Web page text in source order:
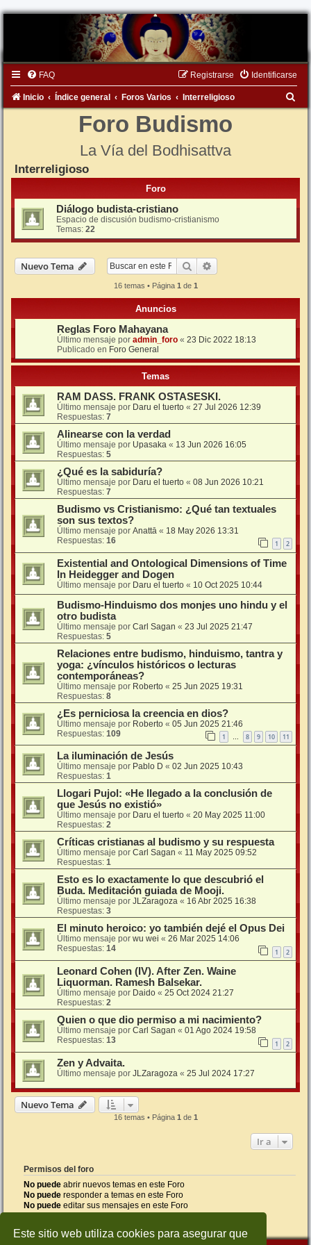
Este sitio web utiliza cookies para asegurar que
FAQ Identificarse
Registrarse
Inicio Índice general Foros Varios Interreligioso
Foro Budismo
La Vía del Bodhisattva
Interreligioso
Foro
Diálogo budista-cristiano
Espacio de discusión budismo-cristianismo
Temas: 22
Nuevo Tema Buscar
16 temas • Página 1 de 1
Anuncios
Reglas Foro Mahayana
Último mensaje por admin_foro « 23 Dic 2022 18:13
Publicado en Foro General
Temas
RAM DASS. FRANK OSTASESKI.
Último mensaje por Daru el tuerto « 27 Jul 2026 12:39
Respuestas: 7
Alinearse con la verdad
Último mensaje por Upasaka « 13 Jun 2026 16:05
Respuestas: 5
¿Qué es la sabiduría?
Último mensaje por Daru el tuerto « 08 Jun 2026 10:21
Respuestas: 7
Budismo vs Cristianismo: ¿Qué tan textuales
son sus textos?
Último mensaje por Anattā « 18 May 2026 13:31
Respuestas: 16 1 2
Existential and Ontological Dimensions of Time
In Heidegger and Dogen
Último mensaje por Daru el tuerto « 10 Oct 2025 10:44
Budismo-Hinduismo dos monjes uno hindu y el
otro budista
Último mensaje por Carl Sagan « 23 Jul 2025 21:47
Respuestas: 5
Relaciones entre budismo, hinduismo, tantra y
yoga: ¿vínculos históricos o lecturas
contemporáneas?
Último mensaje por Roberto « 25 Jun 2025 19:31
Respuestas: 8
¿Es perniciosa la creencia en dios?
Último mensaje por Roberto « 05 Jun 2025 21:46
Respuestas: 109 1 … 8 9 10 11
La iluminación de Jesús
Último mensaje por Pablo D « 02 Jun 2025 10:43
Respuestas: 1
Llogari Pujol: «He llegado a la conclusión de
que Jesús no existió»
Último mensaje por Daru el tuerto « 20 May 2025 11:00
Respuestas: 2
Críticas cristianas al budismo y su respuesta
Último mensaje por Carl Sagan « 11 May 2025 09:52
Respuestas: 1
Esto es lo exactamente lo que descubrió el
Buda. Meditación guiada de Mooji.
Último mensaje por JLZaragoza « 16 Abr 2025 16:38
Respuestas: 3
El minuto heroico: yo también dejé el Opus Dei
Último mensaje por wu wei « 26 Mar 2025 14:06
Respuestas: 14 1 2
Leonard Cohen (IV). After Zen. Waine
Liquorman. Ramesh Balsekar.
Último mensaje por Daido « 25 Oct 2024 21:27
Respuestas: 2
Quien o que dio permiso a mi nacimiento?
Último mensaje por Carl Sagan « 01 Ago 2024 19:58
Respuestas: 13 1 2
Zen y Advaita.
Último mensaje por JLZaragoza « 25 Jul 2024 17:27
Nuevo Tema
16 temas • Página 1 de 1
Ir a
Permisos del foro
No puede abrir nuevos temas en este Foro
No puede responder a temas en este Foro
No puede editar sus mensajes en este Foro